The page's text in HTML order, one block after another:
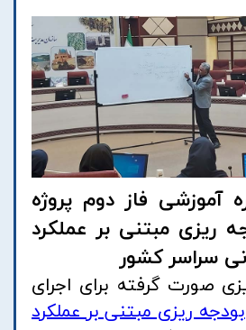
آموزشی فاز دوم پروژه
ریزی مبتنی بر عملکرد
سراسر کشور
صورت گرفته برای اجرای
بودجه ریزی مبتنی بر عملکرد